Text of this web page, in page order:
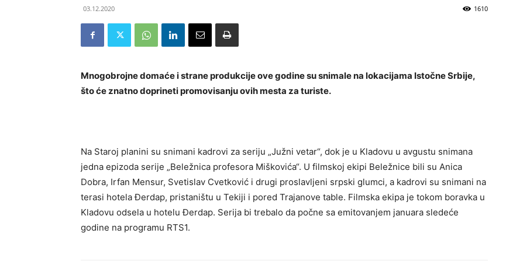
03.12.2020 1610
Mnogobrojne domaće i strane produkcije ove godine su snimale na lokacijama Istočne Srbije,
što će znatno doprineti promovisanju ovih mesta za turiste.
Na Staroj planini su snimani kadrovi za seriju „Južni vetar“, dok je u Kladovu u avgustu snimana
jedna epizoda serije „Beležnica profesora Miškovića“. U filmskoj ekipi Beležnice bili su Anica
Dobra, Irfan Mensur, Svetislav Cvetković i drugi proslavljeni srpski glumci, a kadrovi su snimani na
terasi hotela Đerdap, pristaništu u Tekiji i pored Trajanove table. Filmska ekipa je tokom boravka u
Kladovu odsela u hotelu Đerdap. Serija bi trebalo da počne sa emitovanjem januara sledeće
godine na programu RTS1.